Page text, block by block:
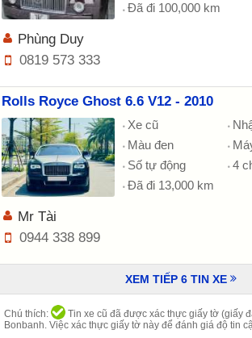
Đã đi 100,000 km
Phùng Duy
0819 573 333
Rolls Royce Ghost 6.6 V12 - 2010
Xe cũ
Màu đen
Số tự động
4
Đã đi 13,000 km
Mr Tài
0944 338 899
XEM TIẾP 6 TIN XE
Chú thích:
Tin xe cũ đã được xác thực giấy tờ (giấy
Bonbanh. Việc xác thực giấy tờ này để đánh giá độ tin